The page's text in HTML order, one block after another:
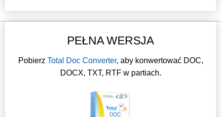
PEŁNA WERSJA
Pobierz Total Doc Converter, aby konwertować DOC,
DOCX, TXT, RTF w partiach.